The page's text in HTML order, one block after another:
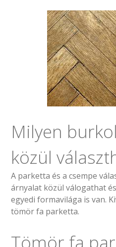
Milyen
közül
A parketta és a csempe
árnyalat közül válogathat
egyedi formavilága is van.
tömör fa parketta.
Tömör fa